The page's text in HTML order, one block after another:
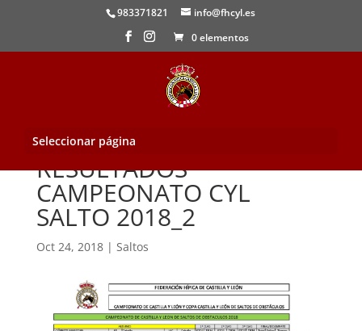
983371821
info@fhcyl.es
0 elementos
Seleccionar página
RESULTADOS
CAMPEONATO CYL
SALTO 2018_2
Oct 24, 2018| Saltos